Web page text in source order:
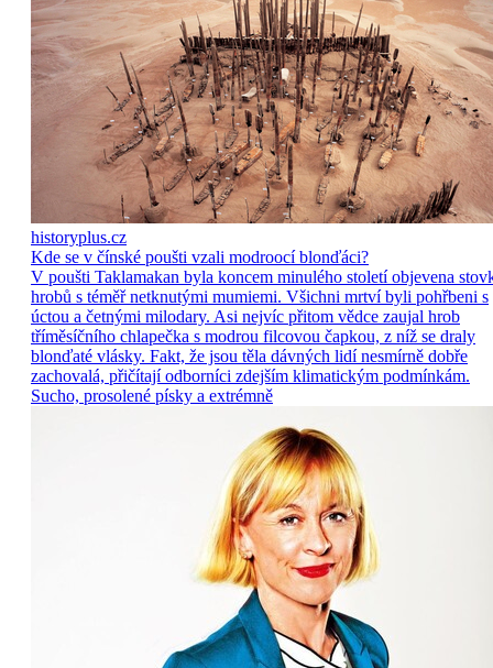
historyplus.cz
Kde se v čínské poušti vzali modroocí blonďáci?
V poušti Taklamakan byla koncem minulého století objevena
hrobů s téměř netknutými mumiemi. Všichni mrtví byli pohřbeni s
úctou a četnými milodary. Asi nejvíc přitom vědce zaujal hrob
tříměsíčního chlapečka s modrou filcovou čapkou, z níž se draly
blonďaté vlásky. Fakt, že jsou těla dávných lidí nesmírně dobře
zachovalá, přičítají odborníci zdejším klimatickým podmínkám.
Sucho, prosolené písky a extrémně